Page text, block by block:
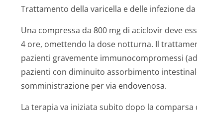
Trattamento della varicella e delle infezione
Una compressa da 800 mg di aciclovir deve
4 ore, omettendo la dose notturna. Il
pazienti gravemente immunocompromessi
pazienti con diminuito assorbimento
somministrazione per via endovenosa.
La terapia va iniziata subito dopo la